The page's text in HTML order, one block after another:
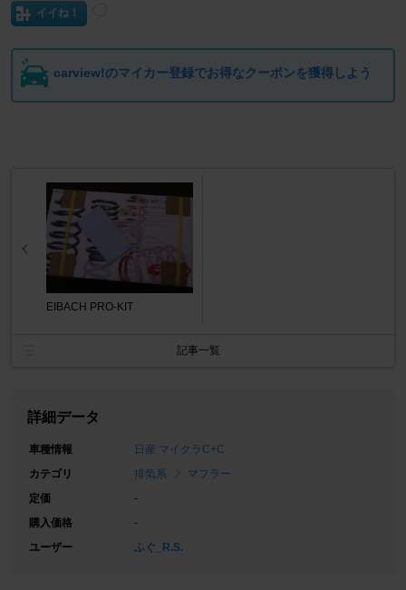
イイね！
carview!のマイカー登録でお得なクーポンを獲得しよう
EIBACH PRO-KIT
記事一覧
詳細データ
車種情報
日産 マイクラC+C
カテゴリ
排気系
マフラー
定価
-
購入価格
-
ユーザー
ふぐ_R.S.